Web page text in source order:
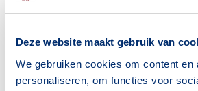
Deze website maakt gebruik van
We gebruiken cookies om content en
personaliseren, om functies voor
Alleenwonend
Bron: CBS